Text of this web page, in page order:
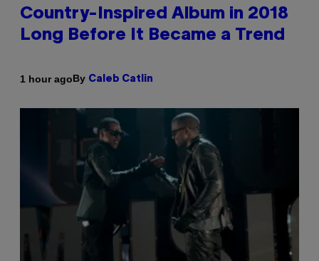
Country-Inspired Album in 2018
Long Before It Became a Trend
1 hour agoBy Caleb Catlin